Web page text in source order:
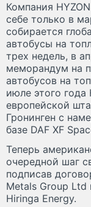
Компания
себе только в
собирается
автобусы на
трех недель, в
меморандум на
автобусов на
июле этого
европейской
Гронинген с
базе DAF XF
Теперь
очередной шаг
подписав
Metals Group Ltd
Hiringa Energy.